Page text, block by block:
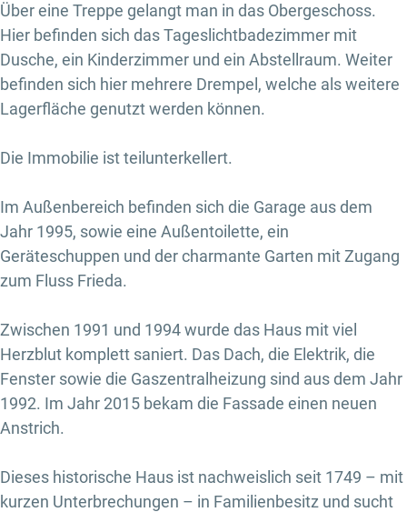
Über eine Treppe gelangt man in das Obergeschoss.
Hier befinden sich das Tageslichtbadezimmer mit
Dusche, ein Kinderzimmer und ein Abstellraum. Weiter
befinden sich hier mehrere Drempel, welche als weitere
Lagerfläche genutzt werden können.
Die Immobilie ist teilunterkellert.
Im Außenbereich befinden sich die Garage aus dem
Jahr 1995, sowie eine Außentoilette, ein
Geräteschuppen und der charmante Garten mit Zugang
zum Fluss Frieda.
Zwischen 1991 und 1994 wurde das Haus mit viel
Herzblut komplett saniert. Das Dach, die Elektrik, die
Fenster sowie die Gaszentralheizung sind aus dem Jahr
1992. Im Jahr 2015 bekam die Fassade einen neuen
Anstrich.
Dieses historische Haus ist nachweislich seit 1749 – mit
kurzen Unterbrechungen – in Familienbesitz und sucht